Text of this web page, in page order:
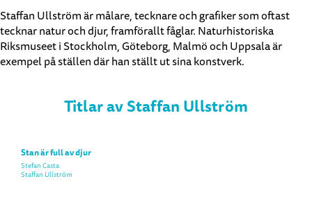
Staffan Ullström är målare, tecknare och grafiker som oftast
tecknar natur och djur, framförallt fåglar. Naturhistoriska
Riksmuseet i Stockholm, Göteborg, Malmö och Uppsala är
exempel på ställen där han ställt ut sina konstverk.
Titlar av Staffan Ullström
Stan är full av djur
Stefan Casta
Staffan Ullström